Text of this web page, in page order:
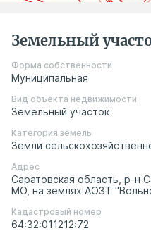
Земельный
Форма собственности
Муниципальная
Вид объекта недвижимости
Земельный участок
Категория земель
Земли
Адрес
Саратовская область, р-н
МО, на землях АОЗТ
Кадастровый номер
64:32:011212:72